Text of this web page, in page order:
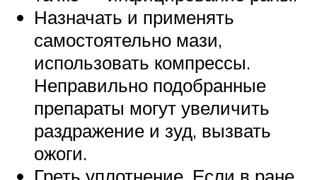
Назначать и применять
самостоятельно мази,
использовать компрессы.
Неправильно подобранные
препараты могут увеличить
раздражение и зуд, вызвать
ожоги.
Греть уплотнение. Если в ране